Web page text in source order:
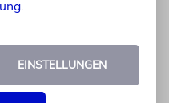
.
EINSTELLUNGEN